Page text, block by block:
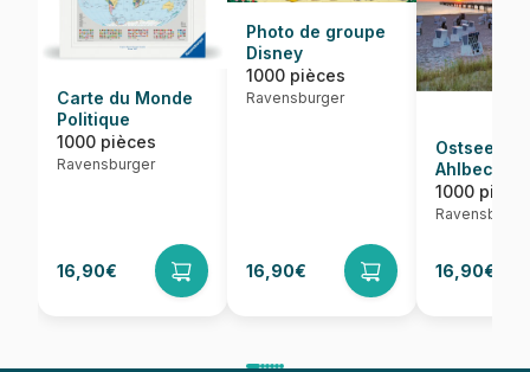
Carte du Monde
Politique
1000 pièces
Ravensburger
16,90€
Photo de groupe
Disney
1000 pièces
Ravensburger
16,90€
Ostseebad
Ahlbeck,
1000
16,90€